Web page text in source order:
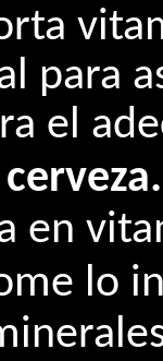
para
el
en
lo